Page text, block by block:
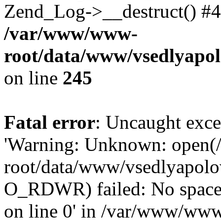
Zend_Log->__destruct()
/var/www/www-
root/data/www/
on line 245
Fatal error: Uncaught
'Warning: Unknown:
root/data/www/
O_RDWR) failed: No
on line 0' in /var/www/